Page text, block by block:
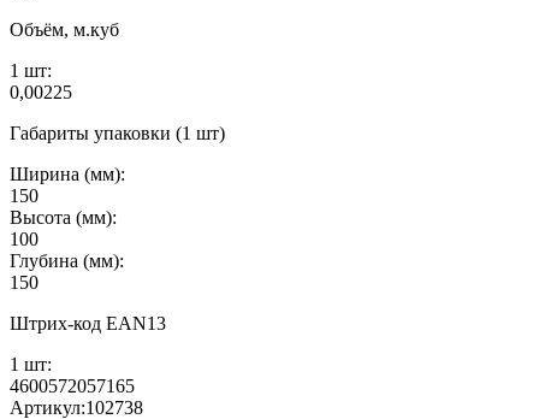
Объём, м.куб
1 шт:
0,00225
Габариты упаковки (1 шт)
Ширина (мм):
150
Высота (мм):
100
Глубина (мм):
150
Штрих-код EAN13
1 шт:
4600572057165
Артикул:102738